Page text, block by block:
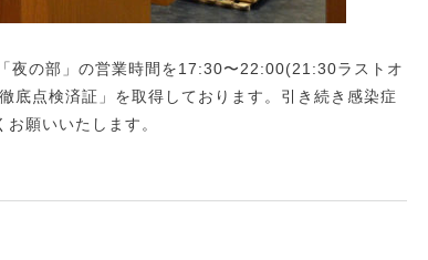
夜の部」の営業時間を17:30〜22:00(21:30ラストオ
底点検済証」を取得しております。引き続き感染症
願いいたします。